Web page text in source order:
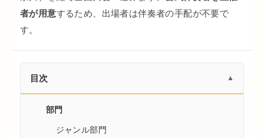
者が用意するため、出場者は伴奏者の手配が不要で
す。
目次 ▼
部門
ジャンル部門